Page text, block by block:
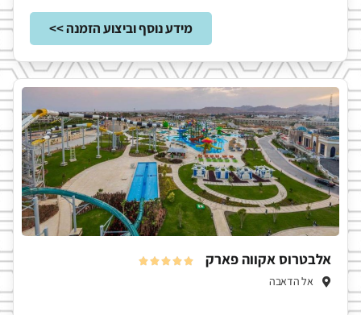
מידע נוסף וביצוע הזמנה >>
אלבטרוס אקווה פארק 




אל הדאבה